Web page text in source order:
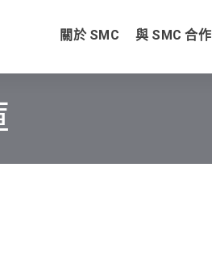
關於 SMC 與 SMC 合作